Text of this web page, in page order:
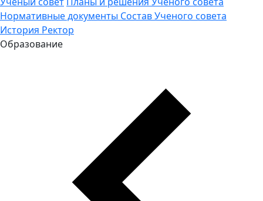
Нормативные документы Состав Ученого совета
История Ректор
Образование